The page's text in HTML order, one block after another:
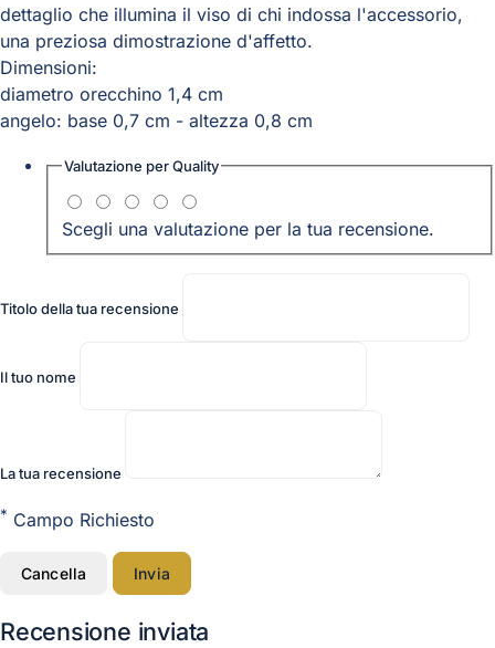
dettaglio che illumina il viso di chi indossa l'accessorio,
una preziosa dimostrazione d'affetto.
Dimensioni:
diametro orecchino 1,4 cm
angelo: base 0,7 cm - altezza 0,8 cm
Valutazione perQuality
Scegli una valutazione per la tua recensione.
Titolo della tua recensione
Il tuo nome
La tua recensione
* Campo Richiesto
Cancella Invia
Recensione inviata